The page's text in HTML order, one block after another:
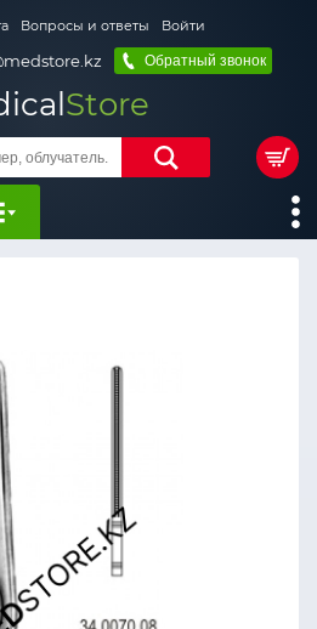
Вопросы и ответы Войти
Обратный звонок
Store